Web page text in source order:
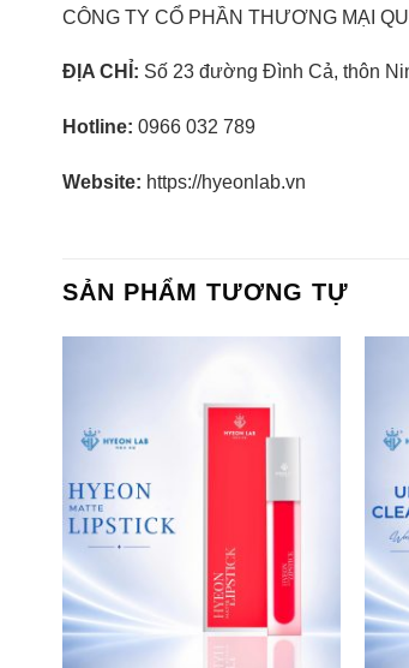
CÔNG TY CỔ PHẦN THƯƠNG MẠI
ĐỊA CHỈ: Số 23 đường Đình Cả, thôn
Hotline: 0966 032 789
Website: https://hyeonlab.vn
SẢN PHẨM TƯƠNG TỰ